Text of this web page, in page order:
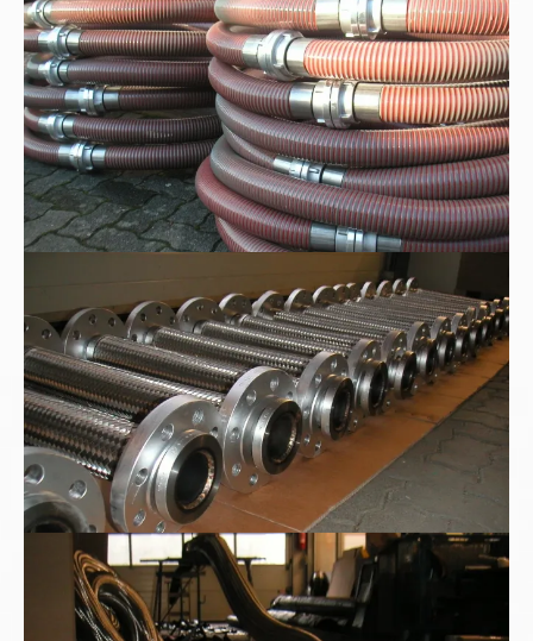
Metall-Edelstahlwellschläuche
Sonderauftrag nach Kundenwunsch: